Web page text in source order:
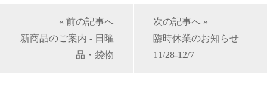
« 前の記事へ
新商品のご案内 - 日曜
品・袋物
次の記事へ »
臨時休業のお知らせ
11/28-12/7